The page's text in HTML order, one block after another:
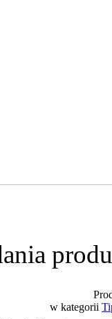
w kategorii